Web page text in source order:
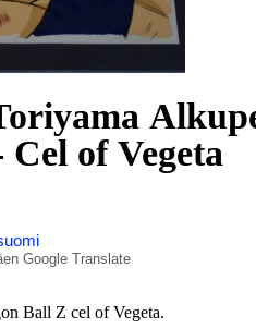
of Vegeta
Google Translate
Ball Z cel of Vegeta.